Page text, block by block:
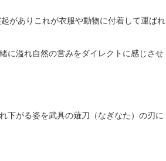
がありこれが衣服や動物に付着して運ばれ
に溢れ自然の営みをダイレクトに感じさせ
下がる姿を武具の薙刀（なぎなた）の刃に